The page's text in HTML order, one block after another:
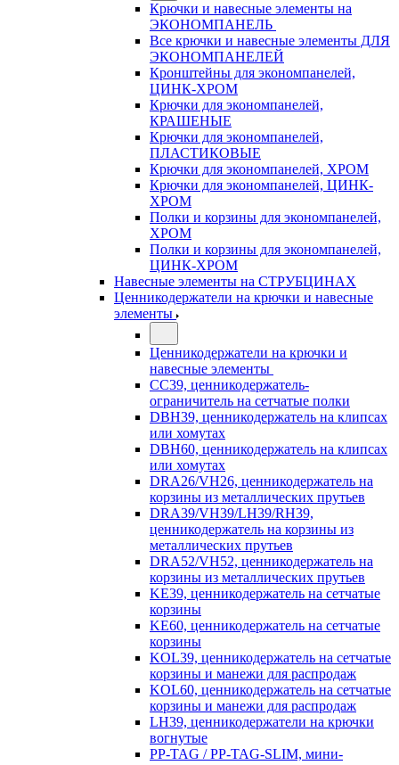
Крючки и навесные элементы на
ЭКОНОМПАНЕЛЬ
Все крючки и навесные элементы ДЛЯ
ЭКОНОМПАНЕЛЕЙ
Кронштейны для экономпанелей,
ЦИНК-ХРОМ
Крючки для экономпанелей,
КРАШЕНЫЕ
Крючки для экономпанелей,
ПЛАСТИКОВЫЕ
Крючки для экономпанелей, ХРОМ
Крючки для экономпанелей, ЦИНК-
ХРОМ
Полки и корзины для экономпанелей,
ХРОМ
Полки и корзины для экономпанелей,
ЦИНК-ХРОМ
Навесные элементы на СТРУБЦИНАХ
Ценникодержатели на крючки и навесные
элементы
Ценникодержатели на крючки и
навесные элементы
CC39, ценникодержатель-
ограничитель на сетчатые полки
DBH39, ценникодержатель на клипсах
или хомутах
DBH60, ценникодержатель на клипсах
или хомутах
DRA26/VH26, ценникодержатель на
корзины из металлических прутьев
DRA39/VH39/LH39/RH39,
ценникодержатель на корзины из
металлических прутьев
DRA52/VH52, ценникодержатель на
корзины из металлических прутьев
KE39, ценникодержатель на сетчатые
корзины
KE60, ценникодержатель на сетчатые
корзины
KOL39, ценникодержатель на сетчатые
корзины и манежи для распродаж
KOL60, ценникодержатель на сетчатые
корзины и манежи для распродаж
LH39, ценникодержатели на крючки
вогнутые
PP-TAG / PP-TAG-SLIM, мини-